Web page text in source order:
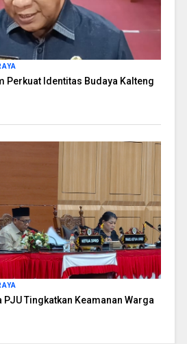
Perkuat Identitas Budaya Kalteng
Tingkatkan Keamanan Warga